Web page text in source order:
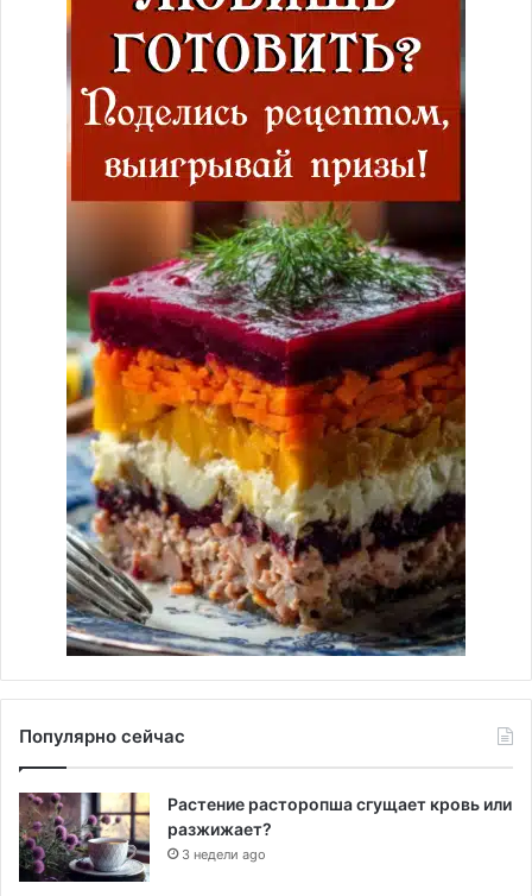
Популярно сейчас
Растение расторопша сгущает кровь или
разжижает?
3 недели ago